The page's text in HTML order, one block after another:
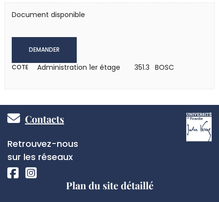
Document disponible
DEMANDER
COTE Administration 1er étage 351.3 BOSC
Pied
de
page
Contacts
Réseaux
sociaux
Retrouvez-nous
sur les réseaux
Plan du site détaillé